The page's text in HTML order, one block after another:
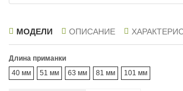
МОДЕЛИ ОПИСАНИЕ
Длина приманки
40 мм
51 мм 63 мм 81 мм 101 мм